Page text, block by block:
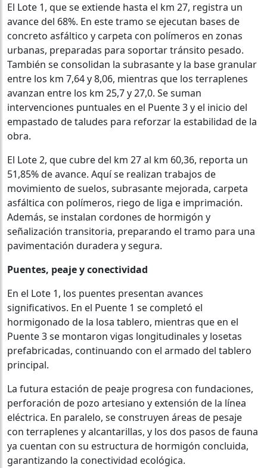
El Lote 1, que se extiende hasta el km 27, registra un
avance del 68%. En este tramo se ejecutan bases de
concreto asfáltico y carpeta con polímeros en zonas
urbanas, preparadas para soportar tránsito pesado.
También se consolidan la subrasante y la base granular
entre los km 7,64 y 8,06, mientras que los terraplenes
avanzan entre los km 25,7 y 27,0. Se suman
intervenciones puntuales en el Puente 3 y el inicio del
empastado de taludes para reforzar la estabilidad de la
obra.
El Lote 2, que cubre del km 27 al km 60,36, reporta un
51,85% de avance. Aquí se realizan trabajos de
movimiento de suelos, subrasante mejorada, carpeta
asfáltica con polímeros, riego de liga e imprimación.
Además, se instalan cordones de hormigón y
señalización transitoria, preparando el tramo para una
pavimentación duradera y segura.
Puentes, peaje y conectividad
En el Lote 1, los puentes presentan avances
significativos. En el Puente 1 se completó el
hormigonado de la losa tablero, mientras que en el
Puente 3 se montaron vigas longitudinales y losetas
prefabricadas, continuando con el armado del tablero
principal.
La futura estación de peaje progresa con fundaciones,
perforación de pozo artesiano y extensión de la línea
eléctrica. En paralelo, se construyen áreas de pesaje
con terraplenes y alcantarillas, y los dos pasos de fauna
ya cuentan con su estructura de hormigón concluida,
garantizando la conectividad ecológica.